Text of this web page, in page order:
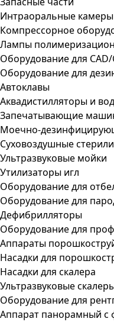
Интраоральные камеры
Компрессорное
Лампы
Оборудование для CAD/
Оборудование для
Автоклавы
Аквадистилляторы и
Запечатывающие
Моечно-
Суховоздушные
Ультразвуковые мойки
Утилизаторы игл
Оборудование для
Оборудование для
Дефибрилляторы
Оборудование для
Аппараты
Насадки для
Насадки для скалера
Ультразвуковые
Оборудование для
Аппарат панорамный с